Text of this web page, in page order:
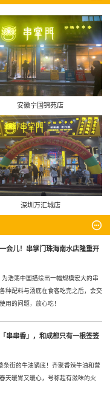
安徽宁国锦苑店
深圳万汇城店
会儿！串掌门珠海南水店隆重开
浩荡中国描绘出一幅规模宏大的串
种配料与汤底在食客吃完之后，会交
用的问题，放心吃！
串串香」，和成都只有一根签签
条街的牛油锅底！齐聚香辣牛油和营
天暖胃又暖心，号称超有滋味的火